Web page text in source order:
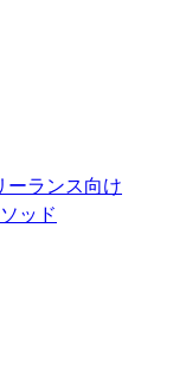
ーランス向け
ッド